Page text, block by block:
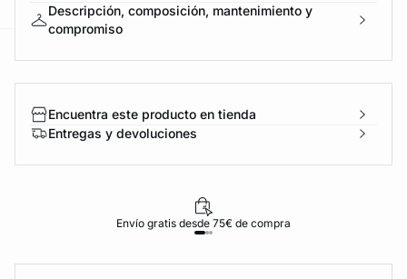
Descripción, composición, mantenimiento y
compromiso
Encuentra este producto en tienda
Entregas y devoluciones
Envío gratis desde 75€ de compra